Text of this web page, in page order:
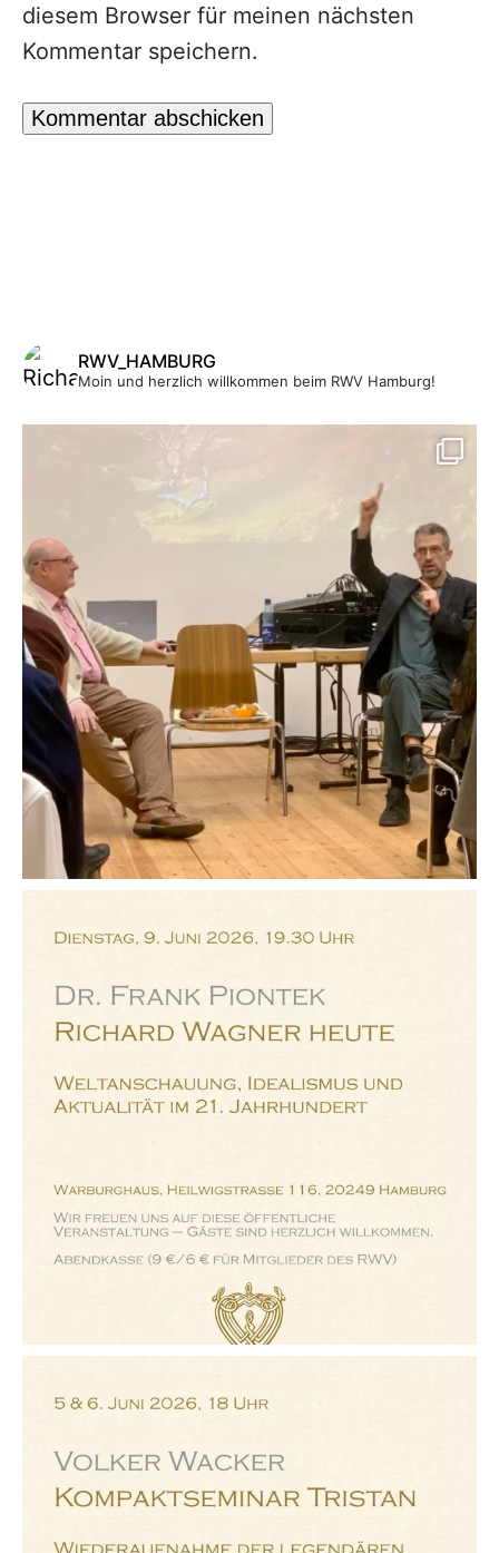
diesem Browser für meinen nächsten
Kommentar speichern.
RWV_HAMBURG
Moin und herzlich willkommen beim RWV Hamburg!